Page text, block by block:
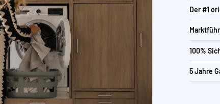
Der #1
100%
5 Jahre